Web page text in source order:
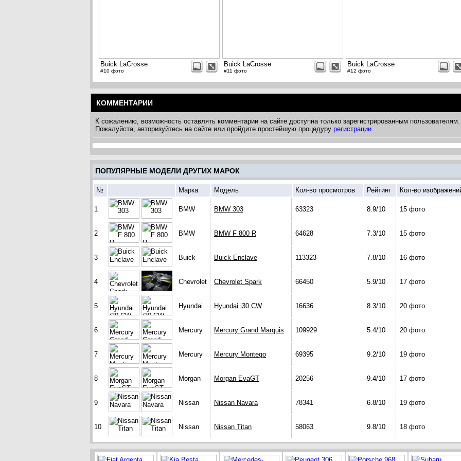
Buick LaCrosse
#10 фото
Buick LaCrosse
#11 фото
Buick LaCrosse
#12 фото
КОММЕНТАРИИ
К сожалению, возможность оставлять комментарии на сайте доступна только зарегистрированным пользователям.
Пожалуйста, авторизуйтесь на сайте или пройдите простейшую процедуру регистрации.
ПОПУЛЯРНЫЕ МОДЕЛИ ДРУГИХ МАРОК
№ Марка Модель Кол-во просмотров Рейтинг Кол-во
1 BMW BMW 303 63323 8.9/10 15 фото
2 BMW BMW F 800 R 64628 7.3/10 15 фото
3 Buick Buick Enclave 113323 7.8/10 16 фото
4 Chevrolet Chevrolet Spark 66450 5.9/10 17 фото
5 Hyundai Hyundai i30 CW 16636 8.3/10 20 фото
6 Mercury Mercury Grand Marquis 109929 5.4/10 20 фото
7 Mercury Mercury Montego 69395 9.2/10 19 фото
8 Morgan Morgan EvaGT 20256 9.4/10 17 фото
9 Nissan Nissan Navara 78341 6.8/10 19 фото
10 Nissan Nissan Titan 58063 9.8/10 18 фото